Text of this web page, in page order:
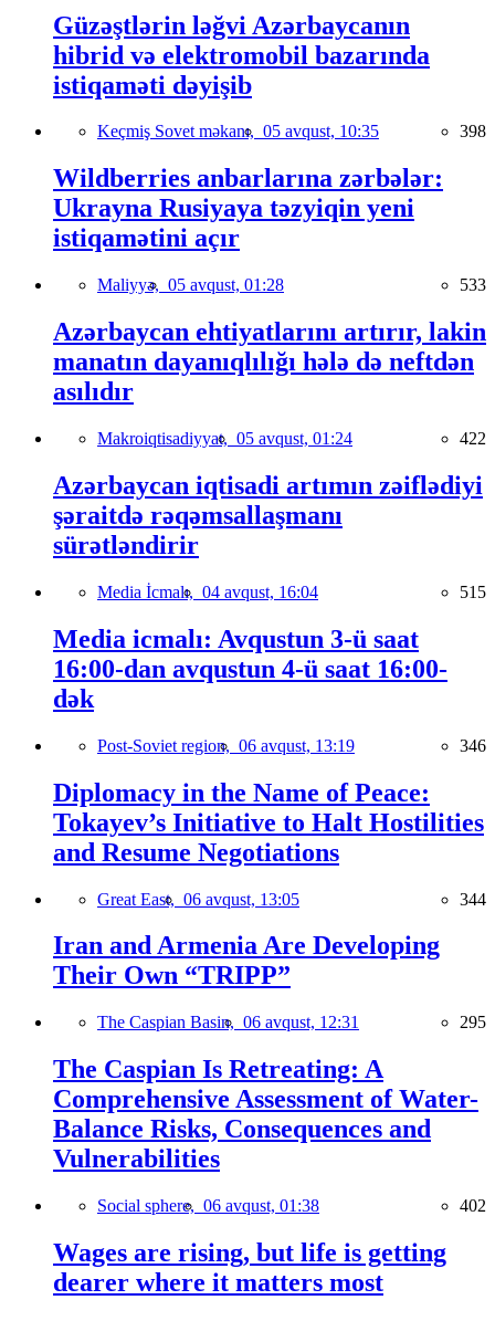
Güzəştlərin ləğvi Azərbaycanın
hibrid və elektromobil bazarında
istiqaməti dəyişib
Keçmiş Sovet məkanı, 05 avqust, 10:35 398
Wildberries anbarlarına zərbələr:
Ukrayna Rusiyaya təzyiqin yeni
istiqamətini açır
Maliyyə, 05 avqust, 01:28 533
Azərbaycan ehtiyatlarını artırır, lakin
manatın dayanıqlılığı hələ də neftdən
asılıdır
Makroiqtisadiyyat, 05 avqust, 01:24 422
Azərbaycan iqtisadi artımın zəiflədiyi
şəraitdə rəqəmsallaşmanı
sürətləndirir
Media İcmalı, 04 avqust, 16:04 515
Media icmalı: Avqustun 3-ü saat
16:00-dan avqustun 4-ü saat 16:00-
dək
Post-Soviet region, 06 avqust, 13:19 346
Diplomacy in the Name of Peace:
Tokayev’s Initiative to Halt Hostilities
and Resume Negotiations
Great East, 06 avqust, 13:05 344
Iran and Armenia Are Developing
Their Own “TRIPP”
The Caspian Basin, 06 avqust, 12:31 295
The Caspian Is Retreating: A
Comprehensive Assessment of Water-
Balance Risks, Consequences and
Vulnerabilities
Social sphere, 06 avqust, 01:38 402
Wages are rising, but life is getting
dearer where it matters most